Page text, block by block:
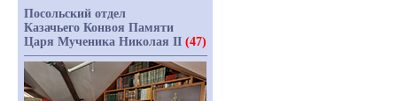
Посольский отдел
Казачьего Конвоя Памяти
Царя Мученика Николая II (47)